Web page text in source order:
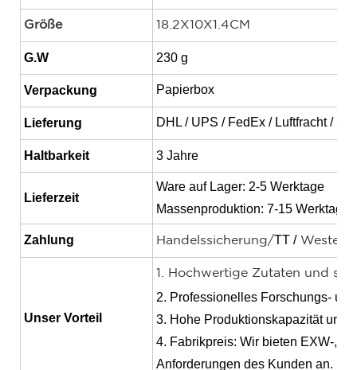
Größe 18.2X10X1.4CM
G.W 230 g
Verpackung Papierbox
Lieferung DHL / UPS / FedEx / Luftfracht /
Haltbarkeit 3 Jahre
Lieferzeit
Ware auf Lager: 2-5 Werktage
Massenproduktion: 7-15 Werktage
Zahlung Handelssicherung/TT / Western
Unser Vorteil
1. Hochwertige Zutaten und
2. Professionelles Forschungs-
3. Hohe Produktionskapazität und
4. Fabrikpreis: Wir bieten EXW-,
Anforderungen des Kunden an.